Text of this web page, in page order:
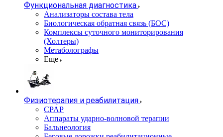
Функциональная диагностика
Анализаторы состава тела
Биологическая обратная связь (БОС)
Комплексы суточного мониторирования
(Холтеры)
Метаболографы
Еще
Физиотерапия и реабилитация
CPAP
Аппараты ударно-волновой терапии
Бальнеология